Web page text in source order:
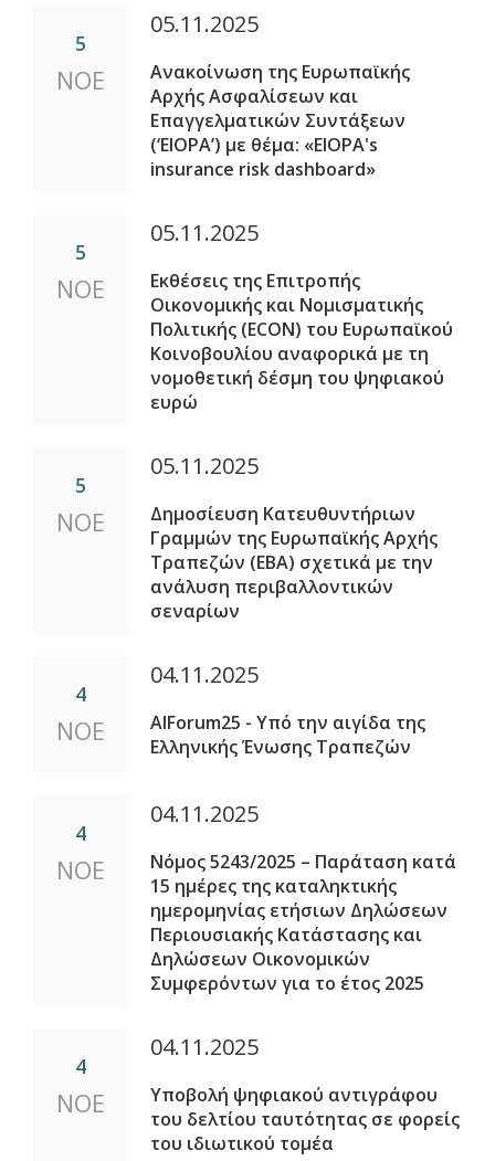
5
ΝΟΕ
05.11.2025
Ανακοίνωση της Ευρωπαϊκής
Αρχής Ασφαλίσεων και
Επαγγελματικών Συντάξεων
(‘EIOPA’) με θέμα: «EIOPA's
insurance risk dashboard»
5
ΝΟΕ
05.11.2025
Εκθέσεις της Επιτροπής
Οικονομικής και Νομισματικής
Πολιτικής (ECON) του Ευρωπαϊκού
Κοινοβουλίου αναφορικά με τη
νομοθετική δέσμη του ψηφιακού
ευρώ
5
ΝΟΕ
05.11.2025
Δημοσίευση Κατευθυντήριων
Γραμμών της Ευρωπαϊκής Αρχής
Τραπεζών (ΕΒΑ) σχετικά με την
ανάλυση περιβαλλοντικών
σεναρίων
4
ΝΟΕ
04.11.2025
AIForum25 - Υπό την αιγίδα της
Ελληνικής Ένωσης Τραπεζών
4
ΝΟΕ
04.11.2025
Νόμος 5243/2025 – Παράταση κατά
15 ημέρες της καταληκτικής
ημερομηνίας ετήσιων Δηλώσεων
Περιουσιακής Κατάστασης και
Δηλώσεων Οικονομικών
Συμφερόντων για το έτος 2025
4
ΝΟΕ
04.11.2025
Υποβολή ψηφιακού αντιγράφου
του δελτίου ταυτότητας σε φορείς
του ιδιωτικού τομέα